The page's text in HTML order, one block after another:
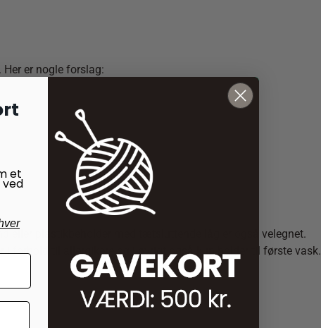
er nogle forslag:
eller plastikbeholder med tætsluttende låg er også velegnet.
i forhold til allergikere og i øvrigt også kun holder til første vask.
et